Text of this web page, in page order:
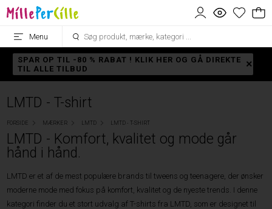
Menu
SPAR OP TIL -80 % RABAT ! KLIK HER OG GÅ DIREKTE
TIL ALLE TILBUD
LMTD - T-shirt
FORSIDE MÆRKER LMTD LMTD - T-SHIRT
LMTD - Komfort, kvalitet og mode går
hånd i hånd.
LMTD er et af de mest populære brands til tweens og teenagere, der ønsker
moderne mode med fokus på komfort, kvalitet og de nyeste trends. I denne
kategori finder du et stort udvalg af T-shirts fra LMTD, som er designet til